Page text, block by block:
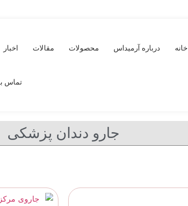
خانه درباره آرمیداس محصولات مقالات اخبار
تماس
جارو دندان پزشکی